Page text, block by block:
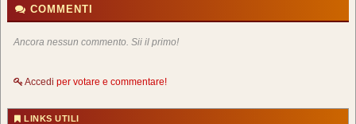
COMMENTI
Ancora nessun commento. Sii il primo!
Accedi per votare e commentare!
LINKS UTILI